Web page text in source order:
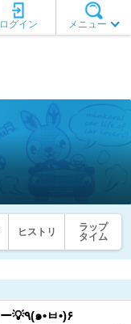
メニュー
ログイン
ヒストリ
ラップ
タイム
滋賀県「道の駅」スタンプラリー💡٩(๑•ㅂ•)۶